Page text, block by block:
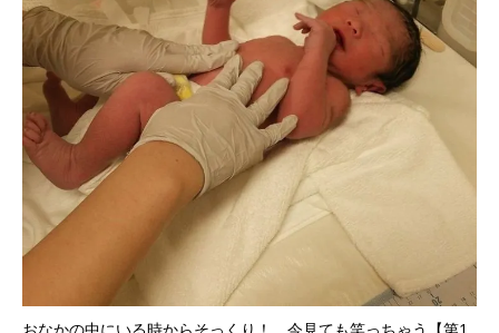
おなかの中にいる時からそっくり！ 今見ても笑っちゃう【第1